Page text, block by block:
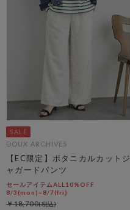
DOUX ARCHIVES
【EC限定】ボタニカルカットジ
ャガードパンツ
セールアイテムALL10%OFF
8/3(mon)~8/7(fri)
￥18,700